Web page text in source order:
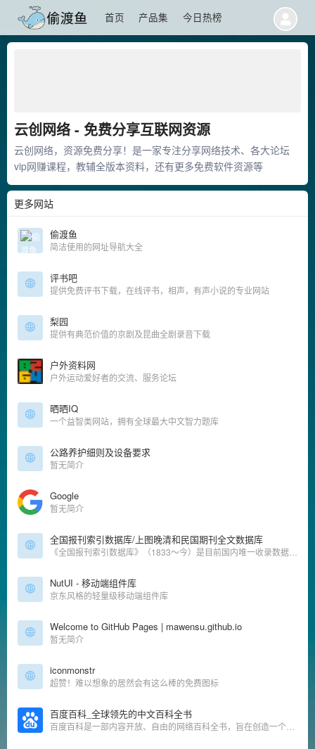
首页 产品集 今日热榜
云创网络 - 免费分享互联网资源
云创网络，资源免费分享！是一家专注分享网络技术、各大论坛
vip网赚课程，教辅全版本资料，还有更多免费软件资源等
更多网站
偷渡鱼
简洁使用的网址导航大全
评书吧
提供免费评书下载，在线评书，相声，有声小说的专业网站
梨园
提供有典范价值的京剧及昆曲全剧录音下载
户外资料网
户外运动爱好者的交流、服务论坛
晒晒IQ
一个益智类网站，拥有全球最大中文智力题库
公路养护细则及设备要求
暂无简介
Google
暂无简介
全国报刊索引数据库/上图晚清和民国期刊全文数据库
NutUI - 移动端组件库
京东风格的轻量级移动端组件库
Welcome to GitHub Pages | mawensu.github.io
暂无简介
iconmonstr
超赞！难以想象的居然会有这么棒的免费图标
百度百科_全球领先的中文百科全书